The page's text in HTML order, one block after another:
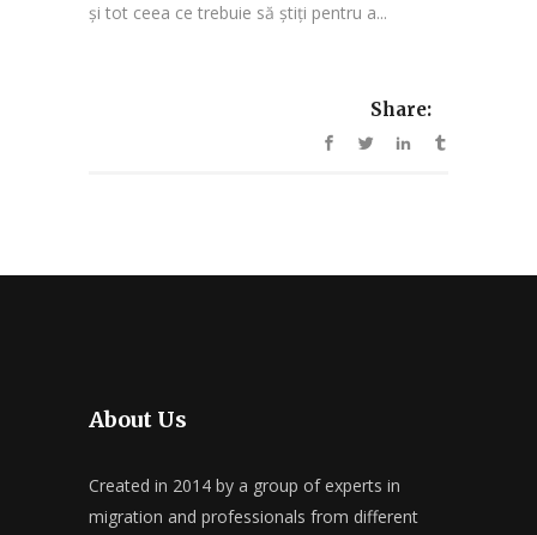
și tot ceea ce trebuie să știți pentru a...
Share:
About Us
Created in 2014 by a group of experts in
migration and professionals from different